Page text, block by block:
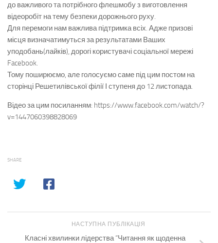
до важливого та потрібного флешмобу з виготовлення
відеоробіт на тему безпеки дорожнього руху.
Для перемоги нам важлива підтримка всіх. Адже призові
місця визначатимуться за результатами Ваших
уподобань(лайків), дорогі користувачі соціальної мережі
Facebook.
Тому поширюємо, але голосуємо саме під цим постом на
сторінці Решетилівської філії І ступеня до 12 листопада.
Відео за цим посиланням: https://www.facebook.com/watch/?
v=1447060398828069
SHARE
НАСТУПНА ПУБЛІКАЦІЯ
Класні хвилинки лідерства “Читання як щоденна